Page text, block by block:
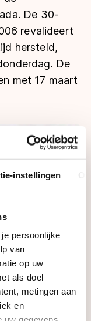
instellingen
persoonlijke
van
op uw
als doel
metingen aan
en
De 30-
revalideert
hersteld,
De
met 17 maart